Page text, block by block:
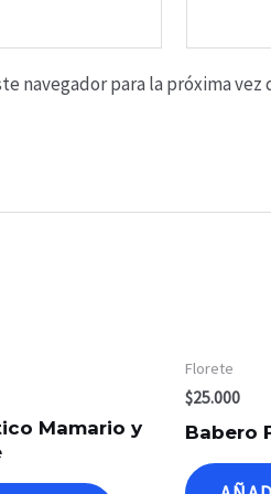
navegador para la próxima vez
Mamario y
Florete
$25.000
Babero